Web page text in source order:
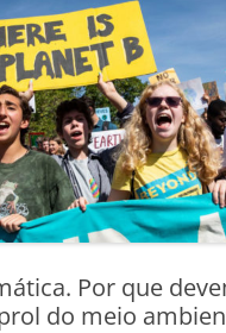
Por que
do meio